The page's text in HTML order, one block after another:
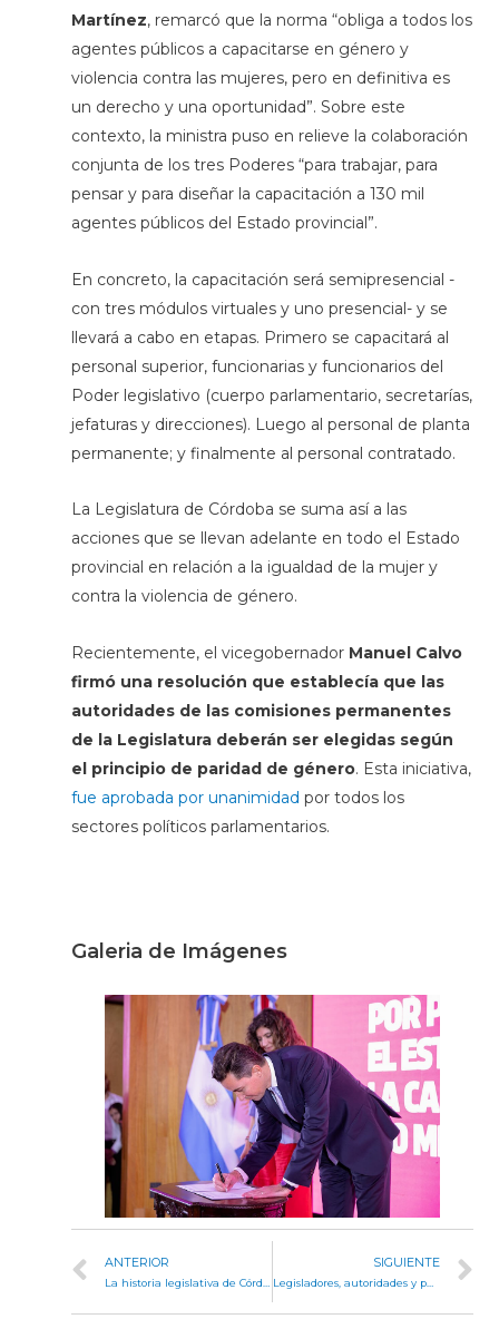
Martínez, remarcó que la norma “obliga a todos los
agentes públicos a capacitarse en género y
violencia contra las mujeres, pero en definitiva es
un derecho y una oportunidad”. Sobre este
contexto, la ministra puso en relieve la colaboración
conjunta de los tres Poderes “para trabajar, para
pensar y para diseñar la capacitación a 130 mil
agentes públicos del Estado provincial”.
En concreto, la capacitación será semipresencial -
con tres módulos virtuales y uno presencial- y se
llevará a cabo en etapas. Primero se capacitará al
personal superior, funcionarias y funcionarios del
Poder legislativo (cuerpo parlamentario, secretarías,
jefaturas y direcciones). Luego al personal de planta
permanente; y finalmente al personal contratado.
La Legislatura de Córdoba se suma así a las
acciones que se llevan adelante en todo el Estado
provincial en relación a la igualdad de la mujer y
contra la violencia de género.
Recientemente, el vicegobernador Manuel Calvo
firmó una resolución que establecía que las
autoridades de las comisiones permanentes
de la Legislatura deberán ser elegidas según
el principio de paridad de género. Esta iniciativa,
fue aprobada por unanimidad por todos los
sectores políticos parlamentarios.
Galeria de Imágenes
ANTERIOR SIGUIENTE
Legisladores, autoridades y personal de la Unicameral se capacitarán en género